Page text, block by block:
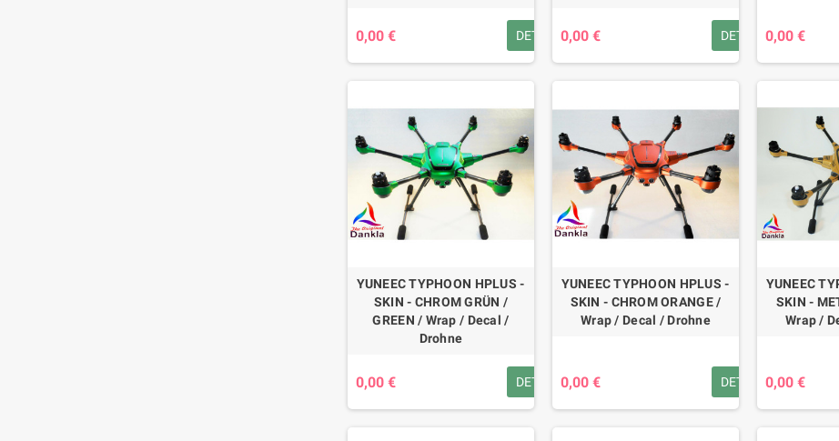
0,00 € DETAILS0,00 € DETAILS0,00 €
YUNEEC TYPHOON HPLUS -
SKIN - CHROM GRÜN /
GREEN / Wrap / Decal /
Drohne
0,00 € DETAILS
YUNEEC TYPHOON HPLUS -
SKIN - CHROM ORANGE /
Wrap / Decal / Drohne
0,00 € DETAILS
YUNEEC
SKIN -
Wrap /
0,00 €